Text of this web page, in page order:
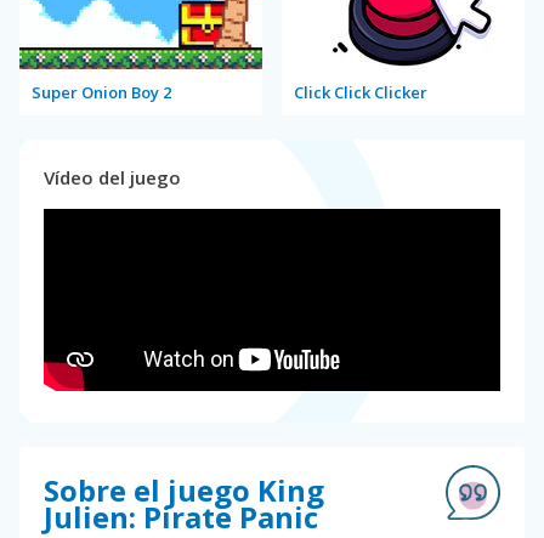
Super Onion Boy 2 Click Click Clicker
Vídeo del juego
Sobre el juego King
Julien: Pirate Panic